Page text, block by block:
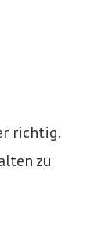
richtig.
zu